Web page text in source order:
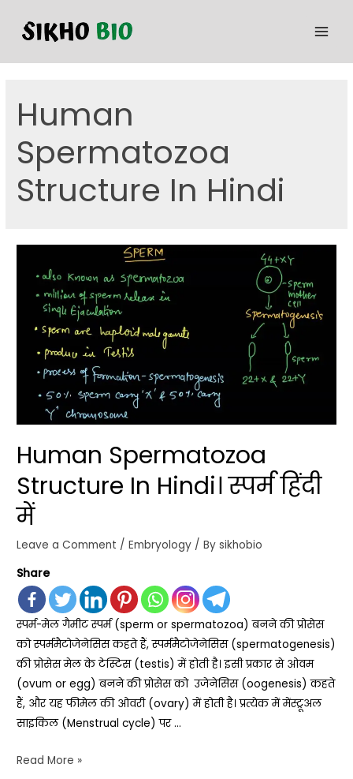
Human
Spermatozoa
Structure In Hindi
Human Spermatozoa
Structure In Hindi। स्पर्म हिंदी
में
Leave a Comment /Embryology / Bysikhobio
Share
स्पर्म-मेल गैमीट स्पर्म (sperm or spermatozoa) बनने की प्रोसेस
को स्पर्ममैटोजेनेसिस कहते हैं, स्पर्ममैटोजेनेसिस (spermatogenesis)
की प्रोसेस मेल के टेस्टिस (testis) में होती है। इसी प्रकार से ओवम
(ovum or egg) बनने की प्रोसेस को उजेनेसिस (oogenesis) कहते
हैं, और यह फीमेल की ओवरी (ovary) में होती है। प्रत्येक में मेंस्ट्रूअल
साइकिल (Menstrual cycle) पर …
Read More »